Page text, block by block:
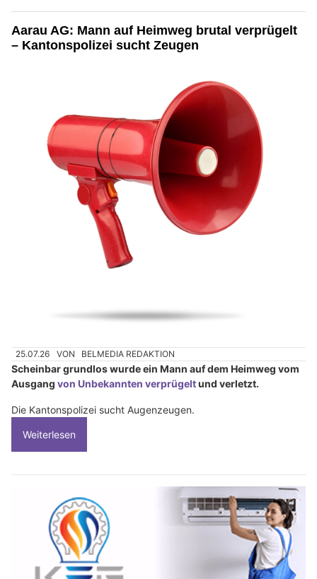
Aarau AG: Mann auf Heimweg brutal verprügelt
– Kantonspolizei sucht Zeugen
25.07.26 VON BELMEDIA REDAKTION
Scheinbar grundlos wurde ein Mann auf dem Heimweg vom
Ausgang von Unbekannten verprügeltund verletzt.
Die Kantonspolizei sucht Augenzeugen.
Weiterlesen